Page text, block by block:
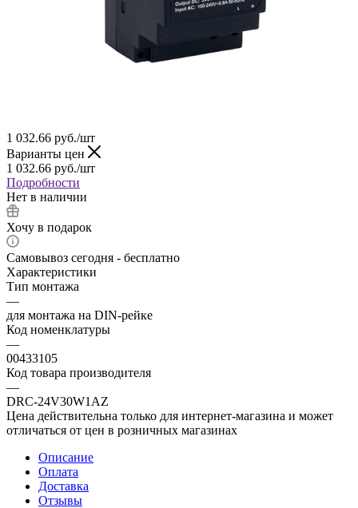
1 032.66 руб./шт
Варианты цен
1 032.66 руб./шт
Подробности
Нет в наличии
Хочу в подарок
Самовывоз сегодня - бесплатно
Характеристики
Тип монтажа
—
для монтажа на DIN-рейке
Код номенклатуры
—
00433105
Код товара производителя
—
DRC-24V30W1AZ
Цена действительна только для интернет-магазина и может
отличаться от цен в розничных магазинах
Описание
Оплата
Доставка
Отзывы